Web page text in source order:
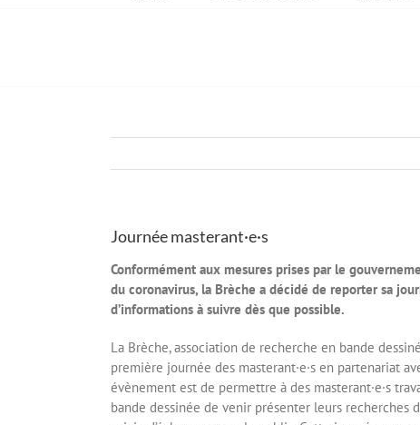
Journée masterant·e·s
Conformément aux mesures prises par le
du coronavirus, la Brèche a décidé de reporter sa
d’informations à suivre dès que possible.
La Brèche, association de recherche en bande
première journée des masterant·e·s en partenariat
évènement est de permettre à des masterant·e·s
bande dessinée de venir présenter leurs recherches